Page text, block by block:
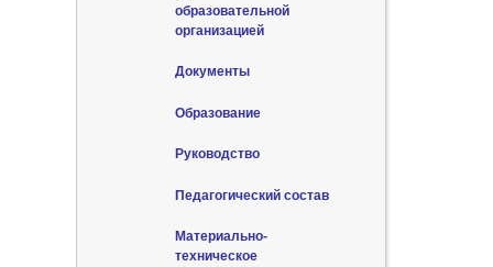
образовательной
организацией
Документы
Образование
Руководство
Педагогический состав
Материально-
техническое